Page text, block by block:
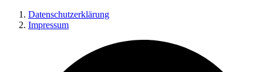
Datenschutzerklärung
Impressum